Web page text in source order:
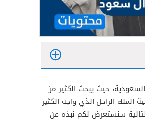
حيث يبحث الكثير من
الراحل الذي واجه الكثير
سنستعرض لكم نبذه عن